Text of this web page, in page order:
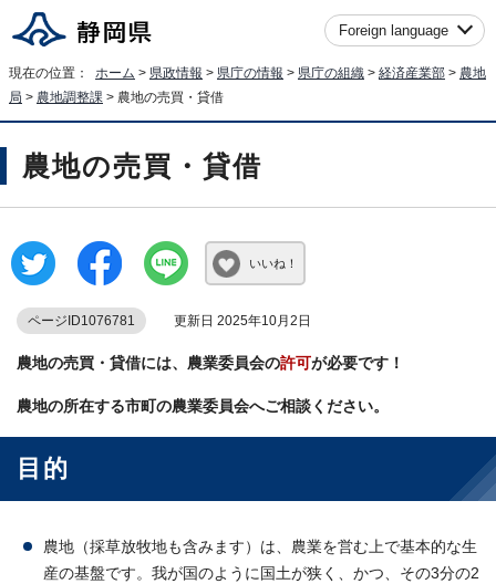
Foreign language
現在の位置： ホーム > 県政情報 > 県庁の情報 > 県庁の組織 > 経済産業部 > 農地
局 > 農地調整課 > 農地の売買・貸借
農地の売買・貸借
いいね！
ページID1076781 更新日 2025年10月2日
農地の売買・貸借には、農業委員会の許可が必要です！
農地の所在する市町の農業委員会へご相談ください。
目的
農地（採草放牧地も含みます）は、農業を営む上で基本的な生
産の基盤です。我が国のように国土が狭く、かつ、その3分の2